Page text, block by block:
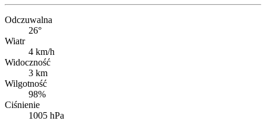
Odczuwalna
26°
Wiatr
4 km/h
Widoczność
3 km
Wilgotność
98%
Ciśnienie
1005 hPa